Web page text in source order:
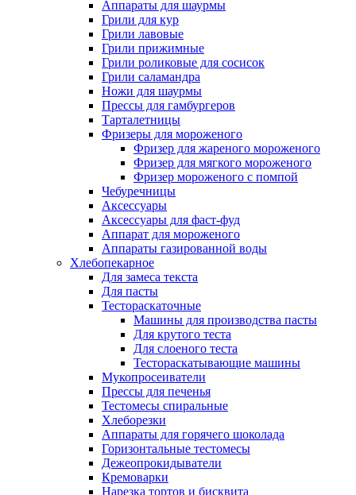
Аппараты для шаурмы
Грили для кур
Грили лавовые
Грили прижимные
Грили роликовые для сосисок
Грили саламандра
Ножи для шаурмы
Прессы для гамбургеров
Тарталетницы
Фризеры для мороженого
Фризер для жареного мороженого
Фризер для мягкого мороженого
Фризер мороженого с помпой
Чебуречницы
Аксессуары
Аксессуары для фаст-фуд
Аппарат для мороженого
Аппараты газированной воды
Хлебопекарное
Для замеса текста
Для пасты
Тестораскаточные
Машины для производства пасты
Для крутого теста
Для слоеного теста
Тестораскатывающие машины
Мукопросеиватели
Прессы для печенья
Тестомесы спиральные
Хлеборезки
Аппараты для горячего шоколада
Горизонтальные тестомесы
Дежеопрокидыватели
Кремоварки
Нарезка тортов и бисквита